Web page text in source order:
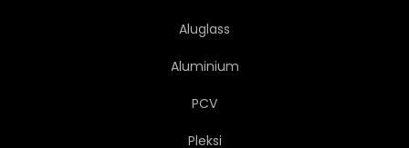
Aluglass
Aluminium
PCV
Pleksi